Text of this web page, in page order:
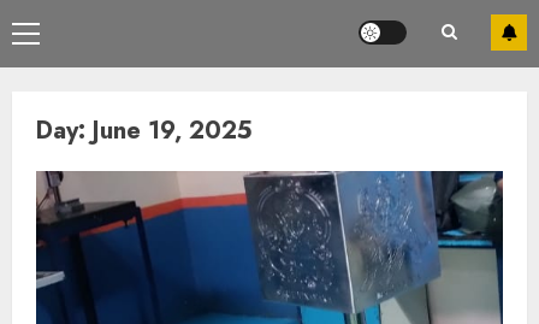
Day: June 19, 2025